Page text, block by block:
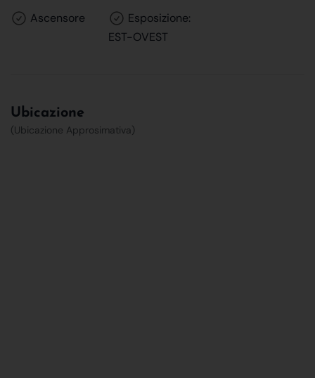
Ascensore
Esposizione:
EST-OVEST
Ubicazione
(Ubicazione Approsimativa)